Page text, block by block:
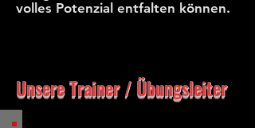
volles Potenzial entfalten können.
Unsere Trainer / Übungsleiter